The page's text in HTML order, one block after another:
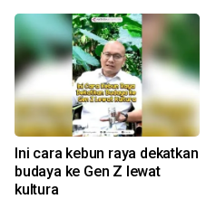
Ini cara kebun raya dekatkan
budaya ke Gen Z lewat
kultura